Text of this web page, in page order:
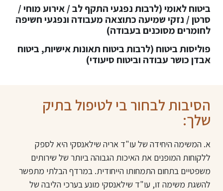
ביטוח לאומי (לרבות נפגעי התקף לב / אירוע מוחי /
סרטן / נזקי שמיעה כתוצאה מעבודה ונפגעי חשיפה
לחומרים מסוכנים בעבודה)
פוליסות ביטוח (לרבות ביטוח תאונות אישיות, ביטוח
אבדן כושר עבודה וביטוח סיעודי)
הסיבות לבחור בי לטיפול בתיק
שלך:
א. המשימה היחידה של עו"ד אריה שילאנסקי היא לספק
ללקוחות המופנים את האיכות הגבוהה ביותר של שירותים
משפטיים בתחום התמחותו הייחודית. במרדף הבלתי מתפשר
להשגת משימה זו, עו"ד שילאנסקי מונע בערכי הליבה של